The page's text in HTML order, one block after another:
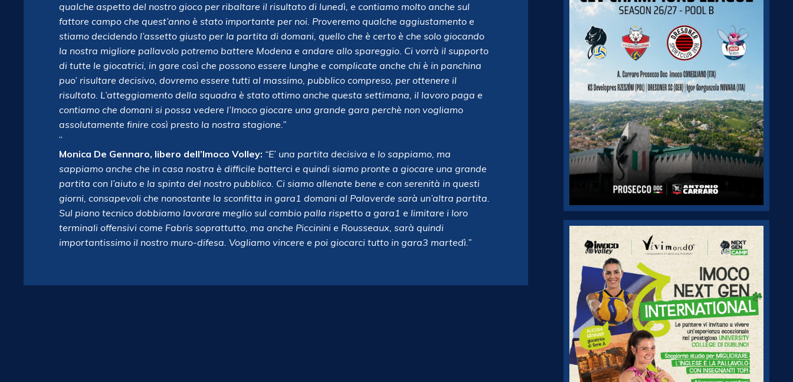
qualche aspetto del nostro gioco per ribaltare il risultato di lunedì, e contiamo molto anche sul
fattore campo che quest’anno è stato importante per noi. Proveremo qualche aggiustamento e
stiamo decidendo l’assetto giusto per la partita di domani, quello che è certo è che solo giocando
la nostra migliore pallavolo potremo battere Modena e andare allo spareggio. Ci vorrà il supporto
di tutte le giocatrici, in gare così che possono essere lunghe e complicate anche chi è in panchina
puo’ risultare decisivo, dovremo essere tutti al massimo, pubblico compreso, per ottenere il
risultato. L’atteggiamento della squadra è stato ottimo anche questa settimana, il lavoro paga e
contiamo che domani si possa vedere l’Imoco giocare una grande gara perchè non vogliamo
assolutamente finire così presto la nostra stagione.”
“
Monica De Gennaro, libero dell’Imoco Volley: “E’ una partita decisiva e lo sappiamo, ma
sappiamo anche che in casa nostra è difficile batterci e quindi siamo pronte a giocare una grande
partita con l’aiuto e la spinta del nostro pubblico. Ci siamo allenate bene e con serenità in questi
giorni, consapevoli che nonostante la sconfitta in gara1 domani al Palaverde sarà un’altra partita.
Sul piano tecnico dobbiamo lavorare meglio sul cambio palla rispetto a gara1 e limitare i loro
terminali offensivi come Fabris soprattutto, ma anche Piccinini e Rousseaux, sarà quindi
importantissimo il nostro muro-difesa. Vogliamo vincere e poi giocarci tutto in gara3 martedì.”